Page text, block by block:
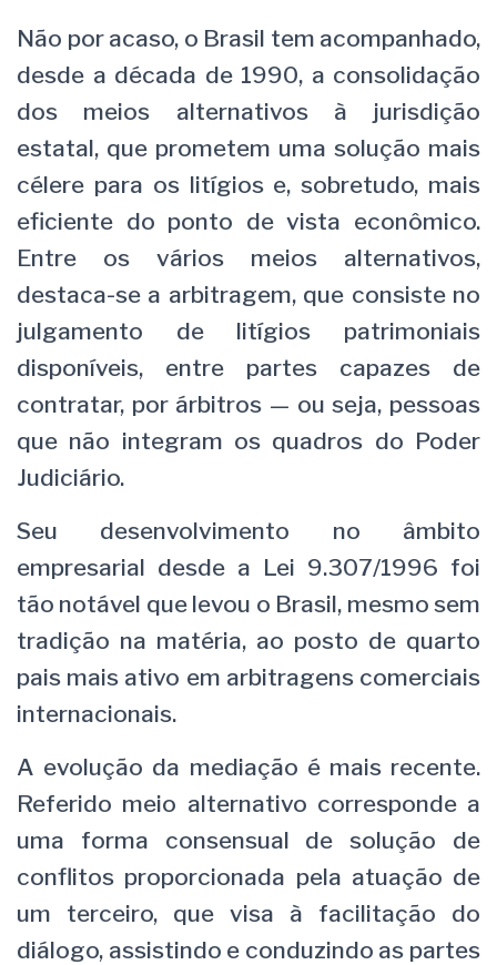
Não por acaso, o Brasil tem acompanhado,
desde a década de 1990, a consolidação
dos meios alternativos à jurisdição
estatal, que prometem uma solução mais
célere para os litígios e, sobretudo, mais
eficiente do ponto de vista econômico.
Entre os vários meios alternativos,
destaca-se a arbitragem, que consiste no
julgamento de litígios patrimoniais
disponíveis, entre partes capazes de
contratar, por árbitros — ou seja, pessoas
que não integram os quadros do Poder
Judiciário.
Seu desenvolvimento no âmbito
empresarial desde a Lei 9.307/1996 foi
tão notável que levou o Brasil, mesmo sem
tradição na matéria, ao posto de quarto
pais mais ativo em arbitragens comerciais
internacionais.
A evolução da mediação é mais recente.
Referido meio alternativo corresponde a
uma forma consensual de solução de
conflitos proporcionada pela atuação de
um terceiro, que visa à facilitação do
diálogo, assistindo e conduzindo as partes